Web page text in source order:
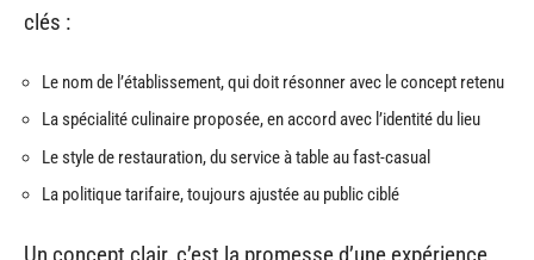
clés :
Le nom de l’établissement, qui doit résonner avec le concept retenu
La spécialité culinaire proposée, en accord avec l’identité du lieu
Le style de restauration, du service à table au fast-casual
La politique tarifaire, toujours ajustée au public ciblé
Un concept clair, c’est la promesse d’une expérience